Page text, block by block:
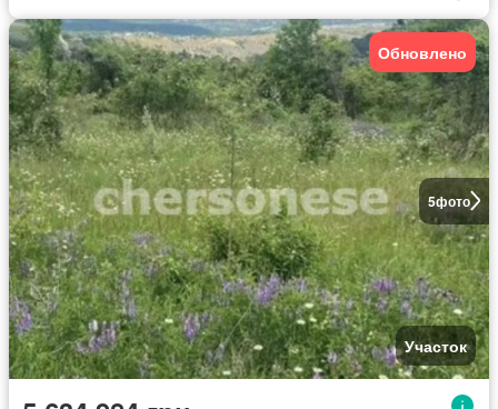
5фото
Обновлено
Участок